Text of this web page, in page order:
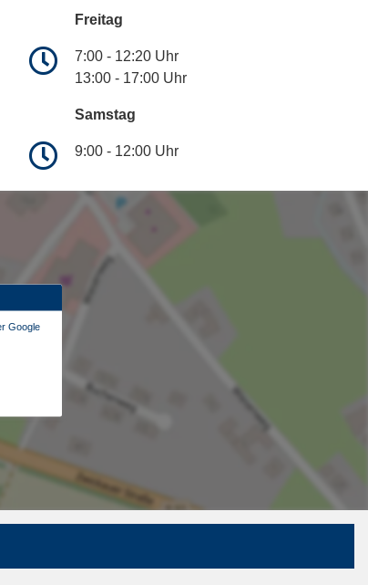
Freitag
7:00 - 12:20 Uhr
13:00 - 17:00 Uhr
Samstag
9:00 - 12:00 Uhr
Google